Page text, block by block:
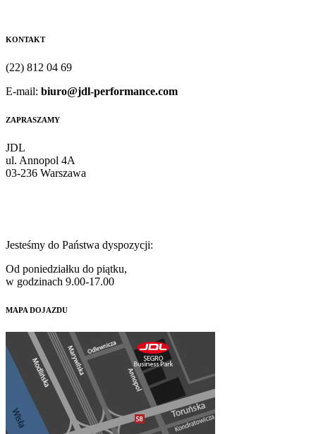
KONTAKT
(22) 812 04 69
E-mail: biuro@jdl-performance.com
ZAPRASZAMY
JDL
ul. Annopol 4A
03-236 Warszawa
Jesteśmy do Państwa dyspozycji:
Od poniedziałku do piątku,
w godzinach 9.00-17.00
MAPA DOJAZDU